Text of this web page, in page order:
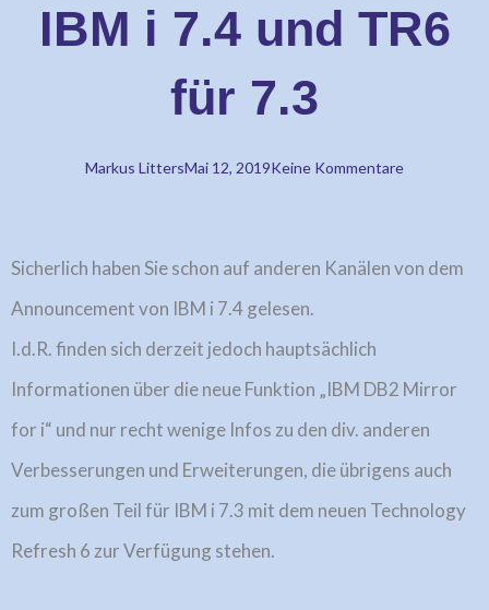
IBM i 7.4 und TR6
für 7.3
Markus LittersMai 12, 2019Keine Kommentare
Sicherlich haben Sie schon auf anderen Kanälen von dem
Announcement von IBM i 7.4 gelesen.
I.d.R. finden sich derzeit jedoch hauptsächlich
Informationen über die neue Funktion „IBM DB2 Mirror
for i“ und nur recht wenige Infos zu den div. anderen
Verbesserungen und Erweiterungen, die übrigens auch
zum großen Teil für IBM i 7.3 mit dem neuen Technology
Refresh 6 zur Verfügung stehen.